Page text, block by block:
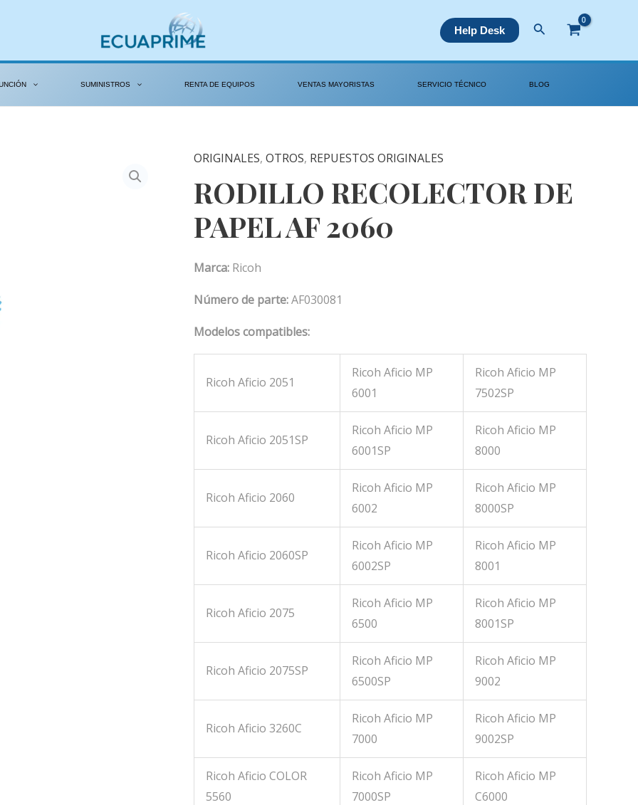
Help Desk Buscar
SUMINISTROS RENTA DE EQUIPOS VENTAS MAYORISTAS SERVICIO TÉCNICO BLOG
ORIGINALES, OTROS, REPUESTOS ORIGINALES
RODILLO RECOLECTOR DE
PAPEL AF 2060
Marca: Ricoh
Número de parte:AF030081
Modelos compatibles:
Ricoh Aficio 2051
Ricoh Aficio MP
6001
Ricoh Aficio MP
7502SP
Ricoh Aficio 2051SP
Ricoh Aficio MP
6001SP
Ricoh Aficio MP
8000
Ricoh Aficio 2060
Ricoh Aficio MP
6002
Ricoh Aficio MP
8000SP
Ricoh Aficio 2060SP
Ricoh Aficio MP
6002SP
Ricoh Aficio MP
8001
Ricoh Aficio 2075
Ricoh Aficio MP
6500
Ricoh Aficio MP
8001SP
Ricoh Aficio 2075SP
Ricoh Aficio MP
6500SP
Ricoh Aficio MP
9002
Ricoh Aficio 3260C
Ricoh Aficio MP
7000
Ricoh Aficio MP
9002SP
Ricoh Aficio COLOR
5560
Ricoh Aficio MP
7000SP
Ricoh Aficio MP
C6000